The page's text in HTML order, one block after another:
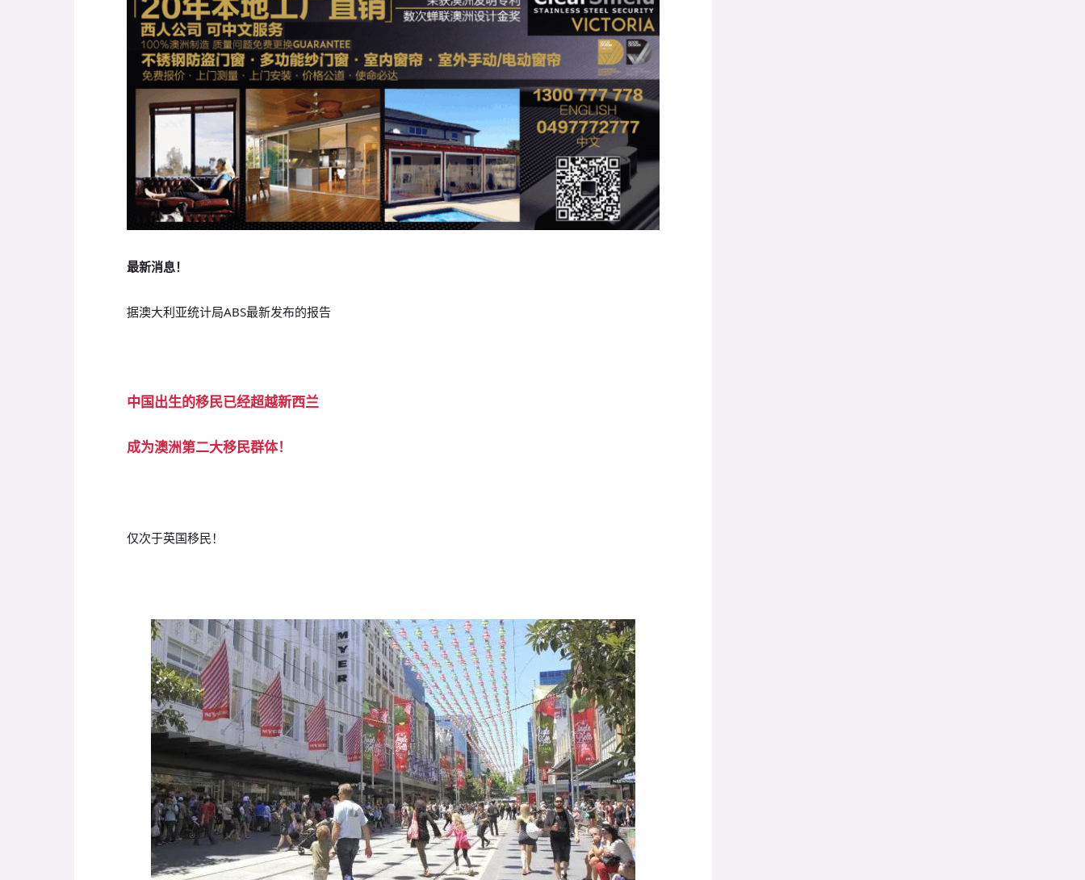
最新消息！
据澳大利亚统计局ABS最新发布的报告
中国出生的移民已经超越新西兰
成为澳洲第二大移民群体！
仅次于英国移民！